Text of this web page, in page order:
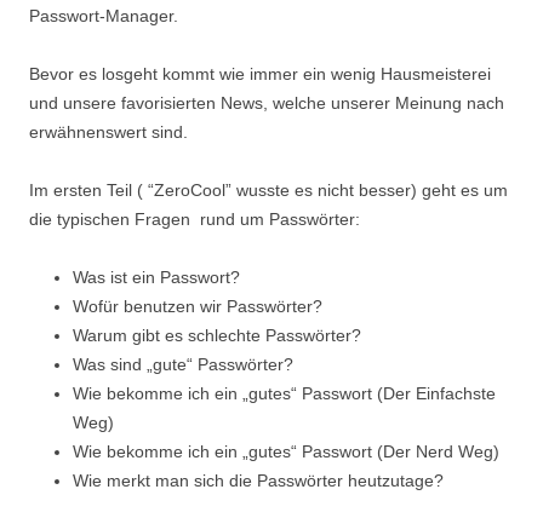
Passwort-Manager.
Bevor es losgeht kommt wie immer ein wenig Hausmeisterei
und unsere favorisierten News, welche unserer Meinung nach
erwähnenswert sind.
Im ersten Teil ( “ZeroCool” wusste es nicht besser) geht es um
die typischen Fragen rund um Passwörter:
Was ist ein Passwort?
Wofür benutzen wir Passwörter?
Warum gibt es schlechte Passwörter?
Was sind „gute“ Passwörter?
Wie bekomme ich ein „gutes“ Passwort (Der Einfachste
Weg)
Wie bekomme ich ein „gutes“ Passwort (Der Nerd Weg)
Wie merkt man sich die Passwörter heutzutage?